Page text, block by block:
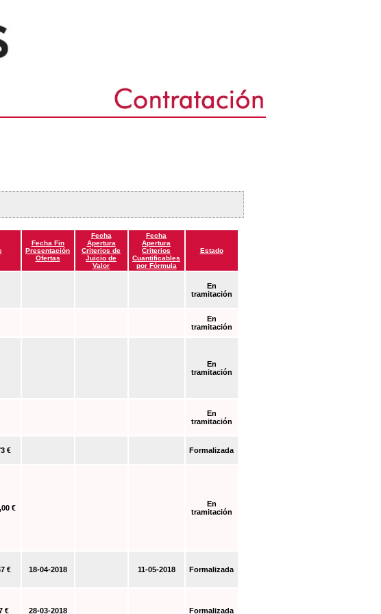
Fecha Fin
Presentación
Ofertas
Fecha
Apertura
Criterios de
Juicio de
Valor
Fecha
Apertura
Criterios
Cuantificables
por Fórmula
Estado
En
tramitación
En
tramitación
En
tramitación
En
tramitación
€ Formalizada
€
En
tramitación
€ 18-04-2018 11-05-2018 Formalizada
€ 28-03-2018 Formalizada